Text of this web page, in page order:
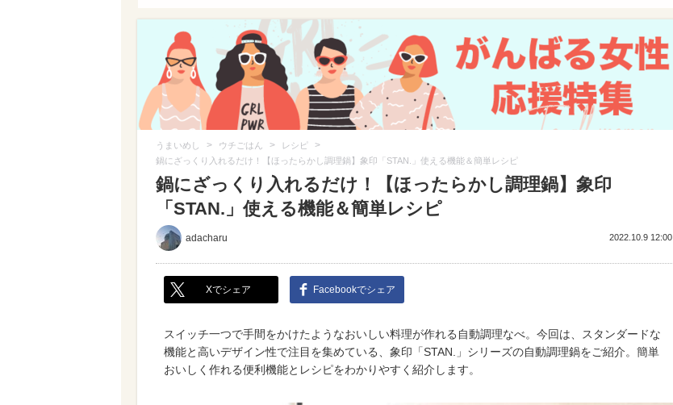
うまいめし > ウチごはん > レシピ >
鍋にざっくり入れるだけ！【ほったらかし調理鍋】象印「STAN.」使える機能＆簡単レシピ
鍋にざっくり入れるだけ！【ほったらかし調理鍋】象印
「STAN.」使える機能＆簡単レシピ
adacharu 2022.10.9 12:00
Xでシェア Facebookでシェア
スイッチ一つで手間をかけたようなおいしい料理が作れる自動調理なべ。今回は、スタンダードな
機能と高いデザイン性で注目を集めている、象印「STAN.」シリーズの自動調理鍋をご紹介。簡単
おいしく作れる便利機能とレシピをわかりやすく紹介します。